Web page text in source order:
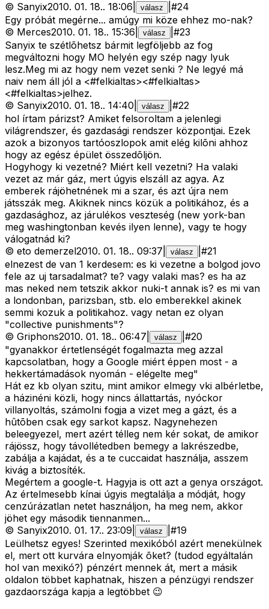
© Sanyix2010. 01. 18.. 18:06 válasz #24
Egy próbát megérne... amúgy mi köze ehhez mo-nak?
© Merces2010. 01. 18.. 15:36 válasz #23
Sanyix te szétlõhetsz bármit legföljebb az fog
megváltozni hogy MO helyén egy szép nagy lyuk
lesz.Meg mi az hogy nem vezet senki ? Ne legyé má
naiv nem áll jól a <#felkialtas><#felkialtas>
<#felkialtas>jelhez.
© Sanyix2010. 01. 18.. 14:40 válasz #22
hol írtam párizst? Amiket felsoroltam a jelenlegi
világrendszer, és gazdasági rendszer központjai. Ezek
azok a bizonyos tartóoszlopok amit elég kilõni ahhoz
hogy az egész épület összedõljön.
Hogyhogy ki vezetné? Miért kell vezetni? Ha valaki
vezet az már gáz, mert úgyis elszáll az agya. Az
emberek rájöhetnének mi a szar, és azt újra nem
játsszák meg. Akiknek nincs közük a politikához, és a
gazdasághoz, az járulékos veszteség (new york-ban
meg washingtonban kevés ilyen lenne), vagy te hogy
válogatnád ki?
© eto demerzel2010. 01. 18.. 09:37 válasz #21
elnezest de van 1 kerdesem: es ki vezetne a bolgod jovo
fele az uj tarsadalmat? te? vagy valaki mas? es ha az
mas neked nem tetszik akkor nuki-t annak is? es mi van
a londonban, parizsban, stb. elo emberekkel akinek
semmi kozuk a politikahoz. vagy netan ez olyan
"collective punishments"?
© Griphons2010. 01. 18.. 06:47 válasz #20
"gyanakkor értetlenségét fogalmazta meg azzal
kapcsolatban, hogy a Google miért éppen most - a
hekkertámadások nyomán - elégelte meg"
Hát ez kb olyan szitu, mint amikor elmegy vki albérletbe,
a házinéni közli, hogy nincs állattartás, nyóckor
villanyoltás, számolni fogja a vizet meg a gázt, és a
hûtõben csak egy sarkot kapsz. Nagynehezen
beleegyezel, mert azért télleg nem kér sokat, de amikor
rájössz, hogy távollétedben bemegy a lakrészedbe,
zabálja a kajádat, és a te cuccaidat használja, asszem
kivág a biztosíték.
Megértem a google-t. Hagyja is ott azt a genya országot.
Az értelmesebb kínai úgyis megtalálja a módját, hogy
cenzúrázatlan netet használjon, ha meg nem, akkor
jöhet egy második tiennanmen...
© Sanyix2010. 01. 17.. 23:09 válasz #19
Leülhetsz egyes! Szerinted mexikóból azért menekülnek
el, mert ott kurvára elnyomják õket? (tudod egyáltalán
hol van mexikó?) pénzért mennek át, mert a másik
oldalon többet kaphatnak, hiszen a pénzügyi rendszer
gazdaországa kapja a legtöbbet 😉